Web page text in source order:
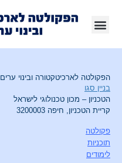
הפקולטה לארכיטקטורה ובינוי ערים
בניין סגו
הטכניון – מכון טכנולוגי לישראל
קריית הטכניון, חיפה 3200003
פקולטה
תוכניות
לימודים